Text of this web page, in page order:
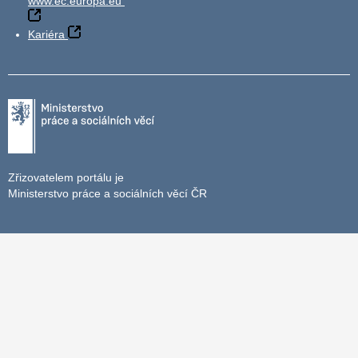
Kariéra
Zřizovatelem portálu je
Ministerstvo práce a sociálních věcí ČR